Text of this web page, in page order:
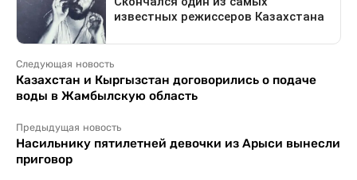
Следующая новость
Казахстан и Кыргызстан договорились о подаче
воды в Жамбылскую область
Предыдущая новость
Насильнику пятилетней девочки из Арыси вынесли
приговор